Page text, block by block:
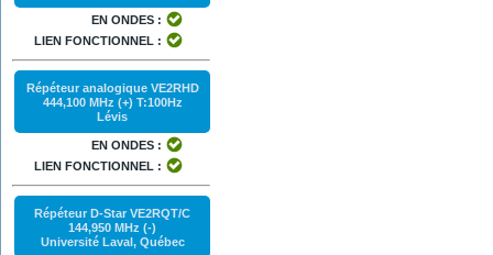
EN ONDES :
LIEN FONCTIONNEL :
Répéteur analogique VE2RHD
444,100 MHz (+) T:100Hz
Lévis
EN ONDES :
LIEN FONCTIONNEL :
Répéteur D-Star VE2RQT/C
144,950 MHz (-)
Université Laval, Québec